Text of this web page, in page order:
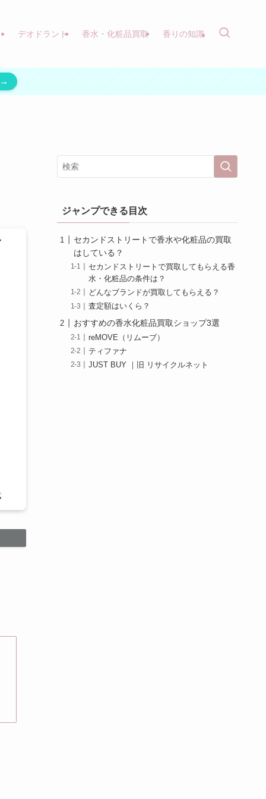
デオドラント 香水・化粧品買取 香りの知識
ジャンプできる目次
セカンドストリートで香水や化粧品の買取
はしている？
セカンドストリートで買取してもらえる香
水・化粧品の条件は？
どんなブランドが買取してもらえる？
査定額はいくら？
おすすめの香水化粧品買取ショップ3選
reMOVE（リムーブ）
ティファナ
JUST BUY ｜旧 リサイクルネット